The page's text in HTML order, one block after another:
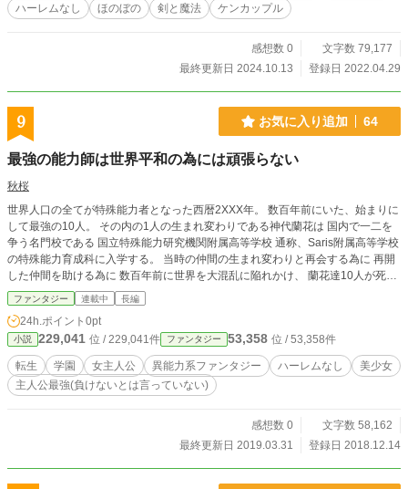
ハーレムなし
ほのぼの 剣と魔法 ケンカップル
感想数 0
文字数 79,177
最終更新日 2024.10.13
登録日 2022.04.29
9 お気に入り追加 64
最強の能力師は世界平和の為には頑張らない
秋桜
世界人口の全てが特殊能力者となった西暦2XXX年。 数百年前にいた、始まりに
して最強の10人。 その内の1人の生まれ変わりである神代蘭花は 国内で一二を
争う名門校である 国立特殊能力研究機関附属高等学校 通称、Saris附属高等学校
の特殊能力育成科に入学する。 当時の仲間の生まれ変わりと再会する為に 再開
した仲間を助ける為に 数百年前に世界を大混乱に陥れかけ、 蘭花達10人が死ぬ
原因になった人物。 そいつの野望を阻止する為に だけど蘭花の1番の理由はそ
んなことではなかった 「私、あいつに馬鹿にされたまま死んだっ……あいつに
一言文句言ってやらないと気が済まない…！」 この物語は、チートな主人公が
ある人物に一言物申す為だけに頑張るお話。 ※これは素人の趣味の域を出ない
息抜きの為の作品です。 ※コメントくれると、とんで喜びます。 誤字脱字があ
れば教えてくれると嬉しいです。 ※作者はお豆腐メンタルなので何かあっても
手加減してくれると嬉しいです… ※この作品はカクヨム様にも投稿しています
ファンタジー 連載中 長編
24h.ポイント 0pt
小説 229,041 位 / 229,041件 ファンタジー 53,358 位 / 53,358件
転生 学園 女主人公 異能力系ファンタジー ハーレムなし
美少女
主人公最強(負けないとは言っていない)
感想数 0
文字数 58,162
最終更新日 2019.03.31
登録日 2018.12.14